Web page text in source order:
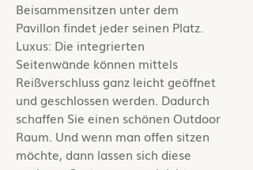
Beisammensitzen unter dem
Pavillon findet jeder seinen Platz.
Luxus: Die integrierten
Seitenwände können mittels
Reißverschluss ganz leicht geöffnet
und geschlossen werden. Dadurch
schaffen Sie einen schönen Outdoor
Raum. Und wenn man offen sitzen
möchte, dann lassen sich diese